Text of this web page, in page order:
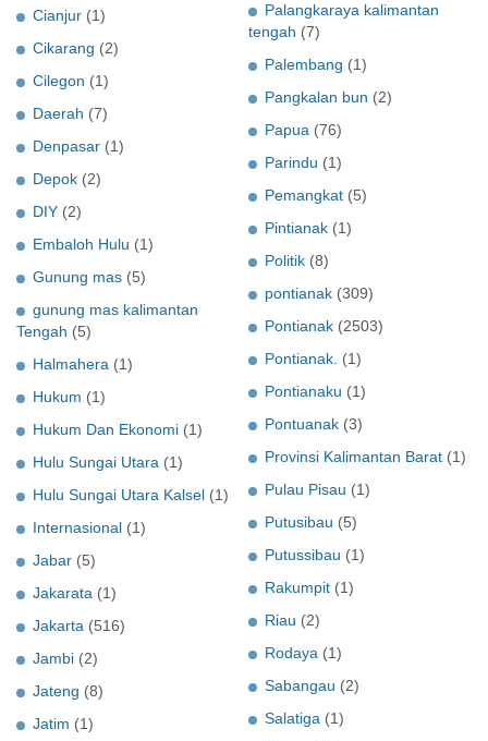
Cianjur (1)
Cikarang (2)
Cilegon (1)
Daerah (7)
Denpasar (1)
Depok (2)
DIY (2)
Embaloh Hulu (1)
Gunung mas (5)
gunung mas kalimantan
Tengah (5)
Halmahera (1)
Hukum (1)
Hukum Dan Ekonomi (1)
Hulu Sungai Utara (1)
Hulu Sungai Utara Kalsel (1)
Internasional (1)
Jabar (5)
Jakarata (1)
Jakarta (516)
Jambi (2)
Jateng (8)
Jatim (1)
Palangkaraya kalimantan
tengah (7)
Palembang (1)
Pangkalan bun (2)
Papua (76)
Parindu (1)
Pemangkat (5)
Pintianak (1)
Politik (8)
pontianak (309)
Pontianak (2503)
Pontianak. (1)
Pontianaku (1)
Pontuanak (3)
Provinsi Kalimantan Barat (1)
Pulau Pisau (1)
Putusibau (5)
Putussibau (1)
Rakumpit (1)
Riau (2)
Rodaya (1)
Sabangau (2)
Salatiga (1)